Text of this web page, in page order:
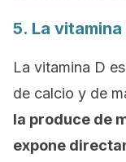
5. La vitamina
La vitamina D
de calcio y de
la produce de
expone